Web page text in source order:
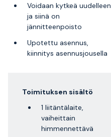
Voidaan kytkeä uudelleen
ja siinä on
jännitteenpoisto
Upotettu asennus,
kiinnitys asennusjousella
Toimituksen sisältö
1 liitäntälaite,
vaiheittain
himmennettävä